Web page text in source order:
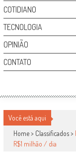
COTIDIANO
TECNOLOGIA
OPINIÃO
CONTATO
Você está aqui
Home > Classificados>
R$1 milhão / dia
PONTE NO RIO
PREJUÍZOS DE
Classificados